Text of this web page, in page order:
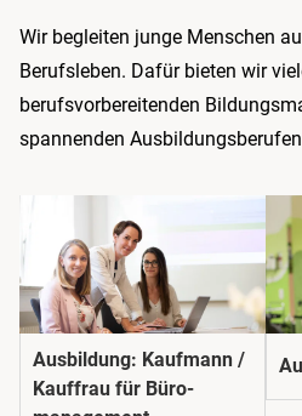
Wir begleiten junge Menschen
Beruf­sleben. Dafür bieten wir
berufs­vorbereitenden
spannenden
Ausbildung: Kaufmann /
Kauffrau für Büro­­